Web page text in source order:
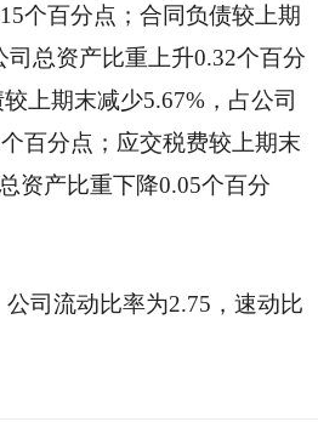
个百分点；合同负债较上期
司总资产比重上升0.32个百分
上期末减少5.67%，占公司
百分点；应交税费较上期末
资产比重下降0.05个百分
公司流动比率为2.75，速动比